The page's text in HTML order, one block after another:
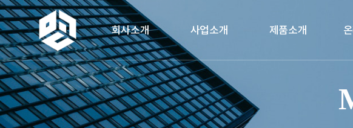
회사소개
인사말
연혁
조직도
사업소개
사업분야
사업안내
사업절차
제품소개